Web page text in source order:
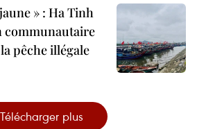
» : Ha Tinh
communautaire
pêche illégale
Télécharger plus